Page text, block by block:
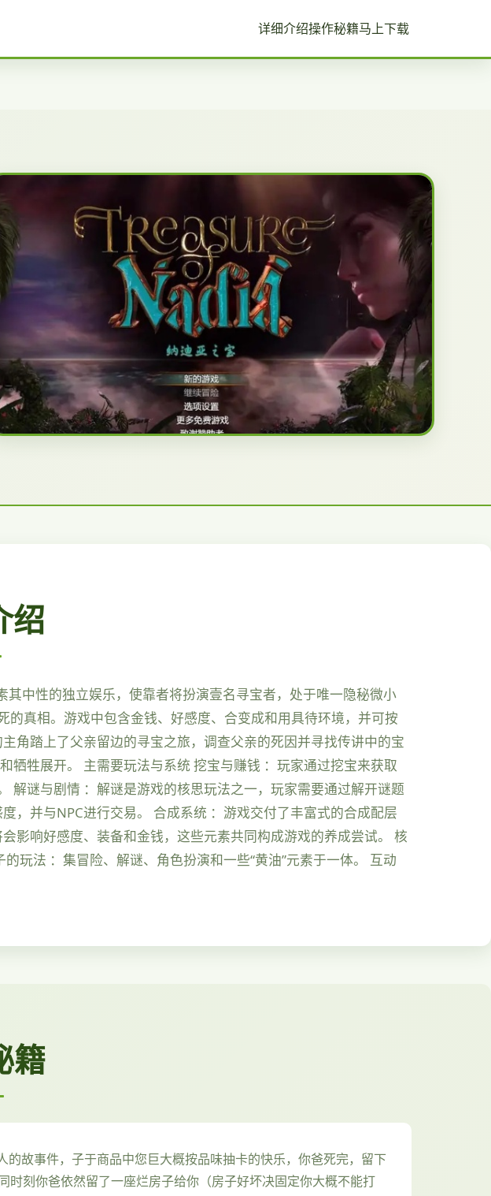
详细介绍操作秘籍马上下载
绍
中性的独立娱乐，使靠者将扮演壹名寻宝者，处于唯一隐秘微小
真相。游戏中包含金钱、好感度、合变成和用具待环境，并可按
角踏上了父亲留边的寻宝之旅，调查父亲的死因并寻找传讲中的宝
牲展开。 主需要玩法与系统 挖宝与赚钱 ：玩家通过挖宝来获取
解谜与剧情 ：解谜是游戏的核思玩法之一，玩家需要通过解开谜题
，并与NPC进行交易。 合成系统 ：游戏交付了丰富式的合成配层
影响好感度、装备和金钱，这些元素共同构成游戏的养成尝试。 核
玩法 ：集冒险、解谜、角色扮演和一些“黄油”元素于一体。 互动
籍
故事件，子于商品中您巨大概按品味抽卡的快乐，你爸死完，留下
刻你爸依然留了一座烂房子给你（房子好坏决固定你大概不能打